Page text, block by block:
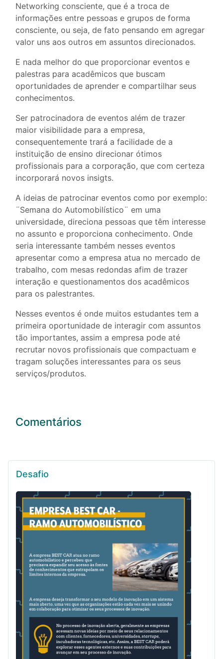
Networking consciente, que é a troca de
informações entre pessoas e grupos de forma
consciente, ou seja, de fato pensando em agregar
valor uns aos outros em assuntos direcionados.
E nada melhor do que proporcionar eventos e
palestras para acadêmicos que buscam
oportunidades de aprender e compartilhar seus
conhecimentos.
Ser patrocinadora de eventos além de trazer
maior visibilidade para a empresa,
consequentemente trará a facilidade de a
instituição de ensino direcionar ótimos
profissionais para a corporação, que com certeza
incorporará novos insigts.
A ideias de patrocinar eventos como por exemplo:
¨Semana do Automobilístico¨ em uma
universidade, direciona pessoas que têm interesse
no assunto e proporciona conhecimento. Onde
seria interessante também nesses eventos
apresentar como a empresa atua no mercado de
trabalho, com mesas redondas afim de trazer
interação e questionamentos dos acadêmicos
para os palestrantes.
Nesses eventos é onde muitos estudantes tem a
primeira oportunidade de interagir com assuntos
tão importantes, assim a empresa pode até
recrutar novos profissionais que compactuam e
tragam soluções interessantes para os seus
serviços/produtos.
Comentários
Desafio